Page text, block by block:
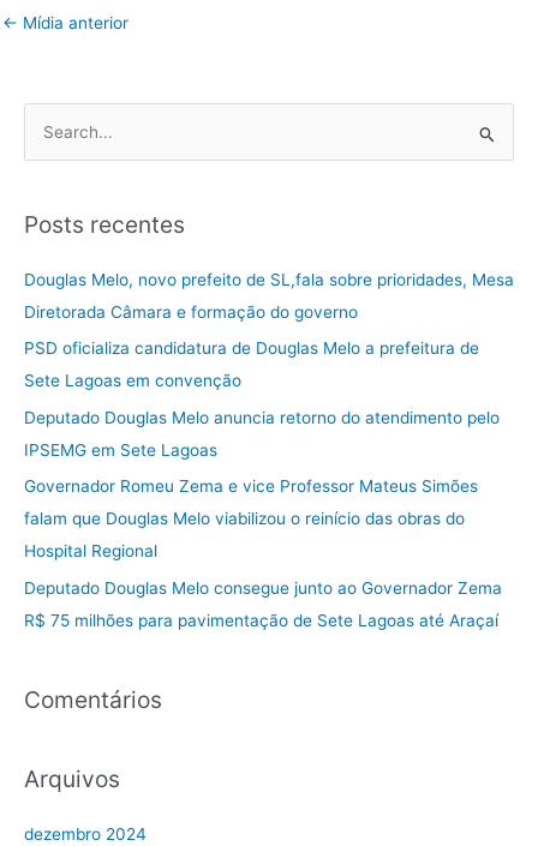
← Mídia anterior
q
p
o
r
:
Posts recentes
Douglas Melo, novo prefeito de SL,fala sobre prioridades, Mesa
Diretorada Câmara e formação do governo
PSD oficializa candidatura de Douglas Melo a prefeitura de
Sete Lagoas em convenção
Deputado Douglas Melo anuncia retorno do atendimento pelo
IPSEMG em Sete Lagoas
Governador Romeu Zema e vice Professor Mateus Simões
falam que Douglas Melo viabilizou o reinício das obras do
Hospital Regional
Deputado Douglas Melo consegue junto ao Governador Zema
R$ 75 milhões para pavimentação de Sete Lagoas até Araçaí
Comentários
Arquivos
dezembro 2024